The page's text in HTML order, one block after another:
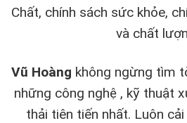
Chất, chính sách sức khỏe,
và chất
Vũ Hoàng không ngừng tìm
những công nghệ , kỹ thuật
thải tiên tiến nhất. Luôn